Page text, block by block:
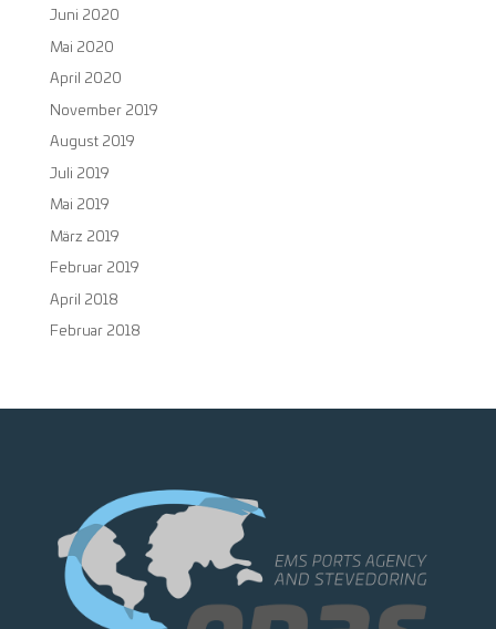
Juni 2020
Mai 2020
April 2020
November 2019
August 2019
Juli 2019
Mai 2019
März 2019
Februar 2019
April 2018
Februar 2018